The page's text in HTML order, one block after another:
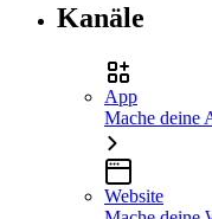
Kanäle
App
Mache deine
Website